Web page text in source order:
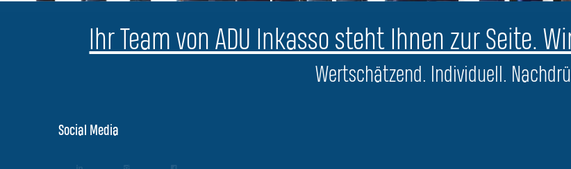
Ihr Team von ADU Inkasso steht Ihnen zur Seite.
Wertschätzend. Individuell.
Social Media